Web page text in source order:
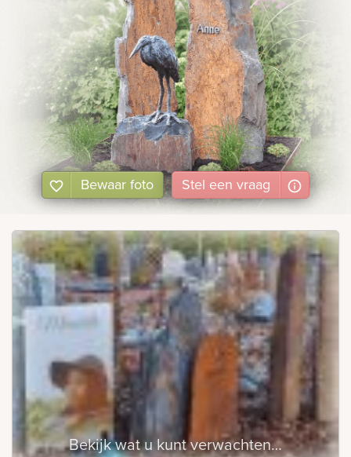
Bewaar foto Stel een vraag
Bekijk wat u kunt verwachten…